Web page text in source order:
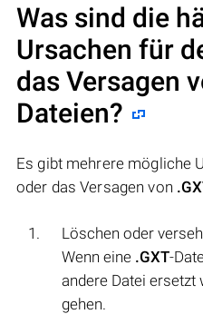
Was sind die
Ursachen für
das Versagen
Dateien?
Es gibt mehrere mögliche
oder das Versagen von
Löschen oder
Wenn eine .GXT-
andere Datei ersetzt
gehen.